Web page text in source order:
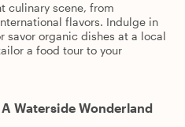
culinary scene, from
flavors. Indulge in
savor organic dishes at a local
a food tour to your
Waterside Wonderland